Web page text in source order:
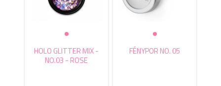
HOLO GLITTER MIX -
NO.03 - ROSE
FÉNYPOR NO. 05